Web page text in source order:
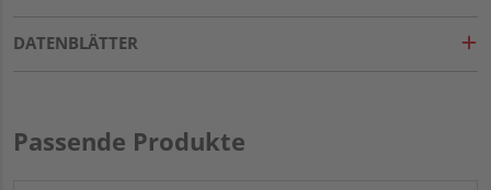
DATENBLÄTTER
Passende Produkte